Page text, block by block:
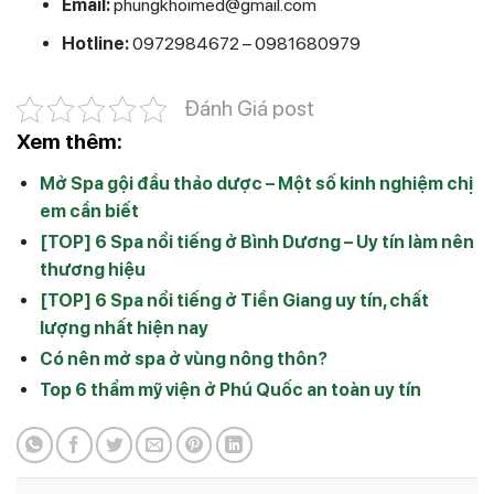
Email:phungkhoimed@gmail.com
Hotline:0972984672 – 0981680979
Đánh Giá post
Xem thêm:
Mở Spa gội đầu thảo dược – Một số kinh nghiệm chị
em cần biết
[TOP] 6 Spa nổi tiếng ở Bình Dương – Uy tín làm nên
thương hiệu
[TOP] 6 Spa nổi tiếng ở Tiền Giang uy tín, chất
lượng nhất hiện nay
Có nên mở spa ở vùng nông thôn?
Top 6 thẩm mỹ viện ở Phú Quốc an toàn uy tín